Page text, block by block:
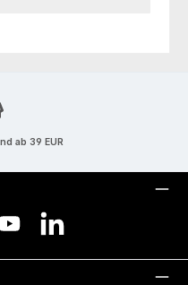
ab 39 EUR
LinkedIn